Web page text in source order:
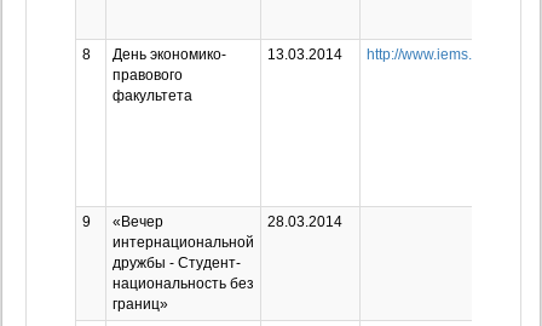
8
День экономико-
правового
факультета
13.03.2014 http://www.iems.ru/news/
9
«Вечер
интернациональной
дружбы - Студент-
национальность без
границ»
28.03.2014